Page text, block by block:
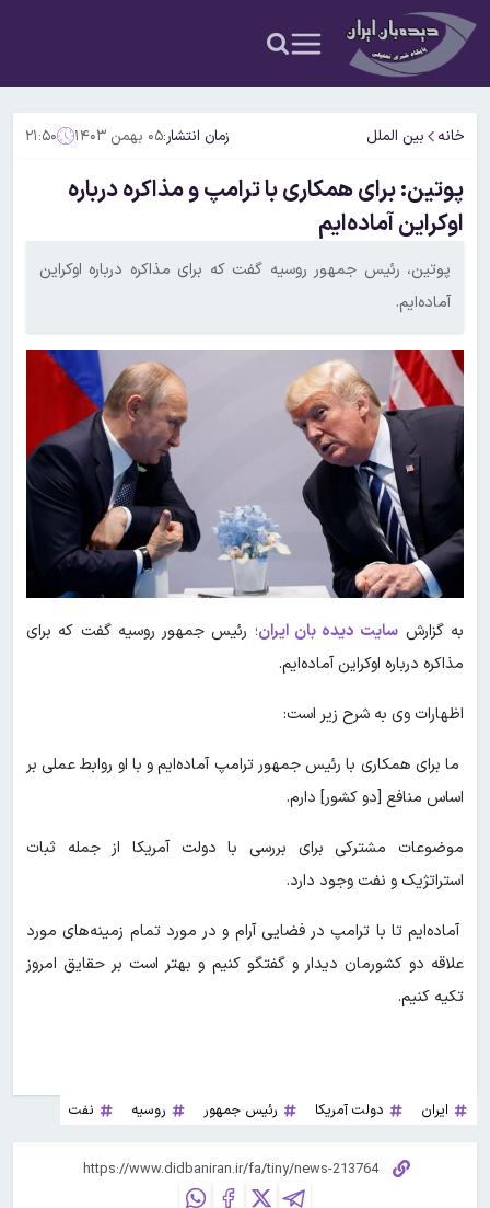
خانه بین الملل زمان انتشار:۰۵ بهمن ۱۴۰۳ ۲۱:۵۰
پوتین: برای همکاری با ترامپ و مذاکره درباره
اوکراین آماده‌ایم
پوتین، رئیس جمهور روسیه گفت که برای مذاکره درباره اوکراین
آماده‌ایم.
به گزارش سایت دیده بان ایران؛ رئیس جمهور روسیه گفت که برای
مذاکره درباره اوکراین آماده‌ایم.
اظهارات وی به شرح زیر است:
ما برای همکاری با رئیس جمهور ترامپ آماده‌ایم و با او روابط عملی بر
اساس منافع [دو کشور] دارم.
موضوعات مشترکی برای بررسی با دولت آمریکا از جمله ثبات
استراتژیک و نفت وجود دارد.
آماده‌ایم تا با ترامپ در فضایی آرام و در مورد تمام زمینه‌های مورد
علاقه دو کشورمان دیدار و گفتگو کنیم و بهتر است بر حقایق امروز
تکیه کنیم.
ایران دولت آمریکا رئیس جمهور روسیه نفت